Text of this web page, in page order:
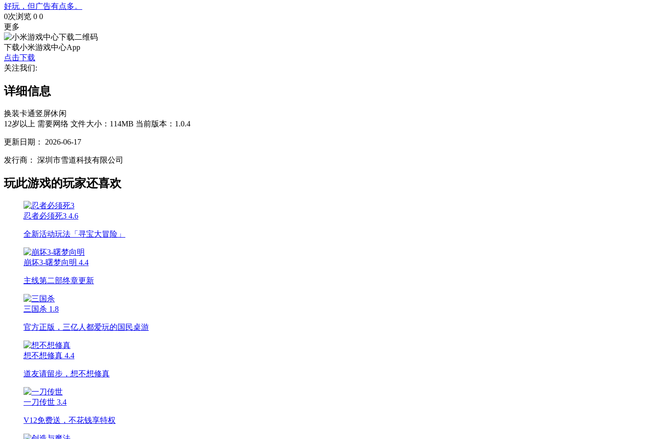
好玩，但广告有点多。
0次浏览 0 0
更多
下载小米游戏中心App
点击下载
关注我们:
详细信息
换装卡通竖屏休闲
12岁以上 需要网络 文件大小：114MB 当前版本：1.0.4
更新日期： 2026-06-17
发行商： 深圳市雪道科技有限公司
玩此游戏的玩家还喜欢
忍者必须死3 4.6
全新活动玩法「寻宝大冒险」
崩坏3-曙梦向明 4.4
主线第二部终章更新
三国杀 1.8
官方正版，三亿人都爱玩的国民桌游
想不想修真 4.4
道友请留步，想不想修真
一刀传世 3.4
V12免费送，不花钱享特权